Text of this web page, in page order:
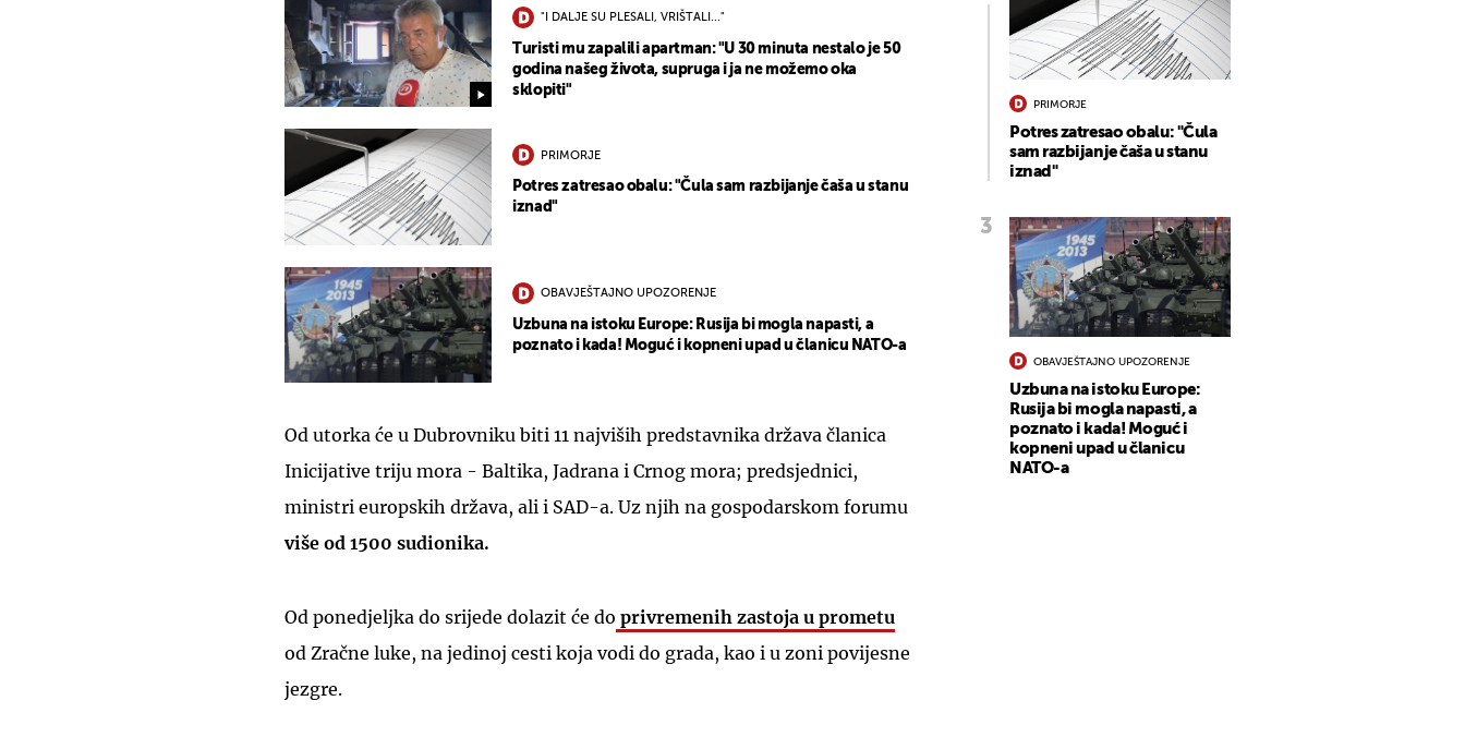
"I DALJE SU PLESALI, VRIŠTALI..."
Turisti mu zapalili apartman: "U 30 minuta nestalo je 50
godina našeg života, supruga i ja ne možemo oka
sklopiti"
PRIMORJE
Potres zatresao obalu: "Čula sam razbijanje čaša u stanu
iznad"
OBAVJEŠTAJNO UPOZORENJE
Uzbuna na istoku Europe: Rusija bi mogla napasti, a
poznato i kada! Moguć i kopneni upad u članicu NATO-a
Od utorka će u Dubrovniku biti 11 najviših predstavnika država članica
Inicijative triju mora - Baltika, Jadrana i Crnog mora; predsjednici,
ministri europskih država, ali i SAD-a. Uz njih na gospodarskom forumu
više od 1500 sudionika.
Od ponedjeljka do srijede dolazit će do privremenih zastoja u prometu
od Zračne luke, na jedinoj cesti koja vodi do grada, kao i u zoni povijesne
jezgre.
PRIMORJE
Potres zatresao obalu: "Čula
sam razbijanje čaša u stanu
iznad"
OBAVJEŠTAJNO UPOZORENJE
Uzbuna na istoku Europe:
Rusija bi mogla napasti, a
poznato i kada! Moguć i
kopneni upad u članicu
NATO-a